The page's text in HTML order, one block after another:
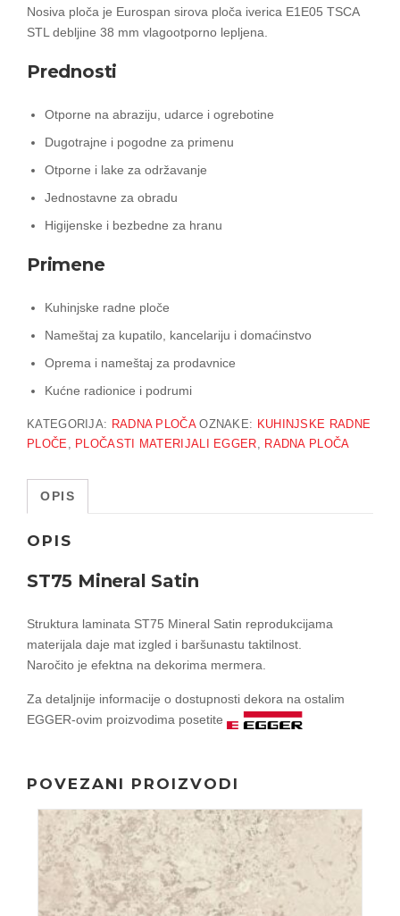
Nosiva ploča je Eurospan sirova ploča iverica E1E05 TSCA
STL debljine 38 mm vlagootporno lepljena.
Prednosti
Otporne na abraziju, udarce i ogrebotine
Dugotrajne i pogodne za primenu
Otporne i lake za održavanje
Jednostavne za obradu
Higijenske i bezbedne za hranu
Primene
Kuhinjske radne ploče
Nameštaj za kupatilo, kancelariju i domaćinstvo
Oprema i nameštaj za prodavnice
Kućne radionice i podrumi
KATEGORIJA: RADNA PLOČA OZNAKE: KUHINJSKE RADNE
PLOČE
PLOČASTI MATERIJALI EGGER RADNA PLOČA
OPIS
OPIS
ST75 Mineral Satin
Struktura laminata ST75 Mineral Satin reprodukcijama
materijala daje mat izgled i baršunastu taktilnost.
Naročito je efektna na dekorima mermera.
Za detaljnije informacije o dostupnosti dekora na ostalim
EGGER-ovim proizvodima posetite
POVEZANI PROIZVODI